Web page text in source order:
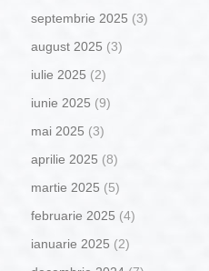
septembrie 2025 (3)
august 2025 (3)
iulie 2025 (2)
iunie 2025 (9)
mai 2025 (3)
aprilie 2025 (8)
martie 2025 (5)
februarie 2025 (4)
ianuarie 2025 (2)